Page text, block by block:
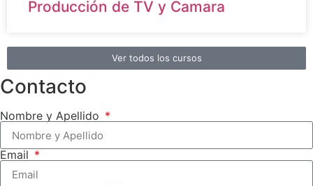
Producción de TV y Camara
Ver todos los cursos
Contacto
Nombre y Apellido
Email